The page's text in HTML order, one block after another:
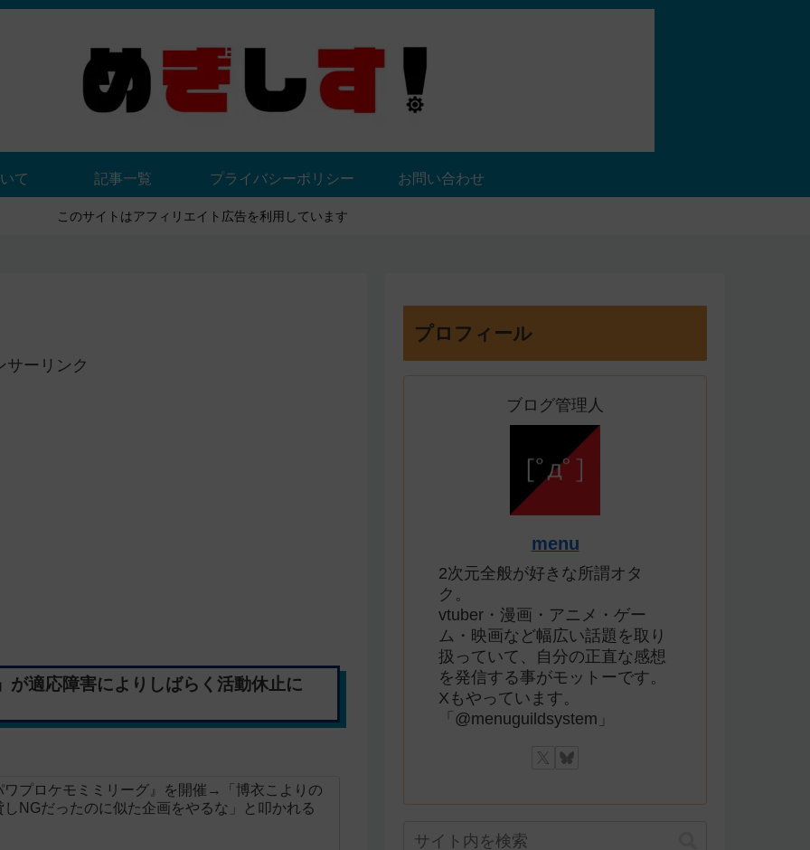
て 記事一覧 プライバシーポリシー お問い合わせ
このサイトはアフィリエイト広告を利用しています
サーリンク
適応障害によりしばらく活動休止に
プロケモミミリーグ』を開催→「博衣こよりの
NGだったのに似た企画をやるな」と叩かれる
プロフィール
ブログ管理人
menu
2次元全般が好きな所謂オタ
ク。
vtuber・漫画・アニメ・ゲー
ム・映画など幅広い話題を取り
扱っていて、自分の正直な感想
を発信する事がモットーです。
Xもやっています。
「@menuguildsystem」